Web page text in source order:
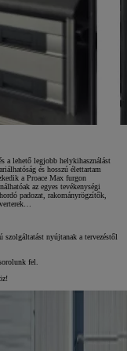
a lehető legjobb helykihasználást
és hosszú élettartam
a Proace Max furgon
az egyes tevékenységi
padozat, rakományrögzítők,
nyújtanak a tervezéstől
fel.